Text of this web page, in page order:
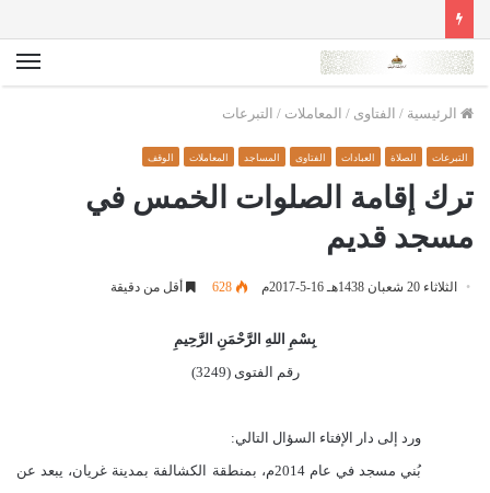
الرئيسية / الفتاوى / المعاملات / التبرعات
التبرعات الصلاة العبادات الفتاوى المساجد المعاملات الوقف
ترك إقامة الصلوات الخمس في
مسجد قديم
الثلاثاء 20 شعبان 1438هـ 16-5-2017م 628 أقل من دقيقة
بِسْمِ اللهِ الرَّحْمَنِ الرَّحِيمِ
رقم الفتوى (3249)
ورد إلى دار الإفتاء السؤال التالي:
بُني مسجد في عام 2014م، بمنطقة الكشالفة بمدينة غريان، يبعد عن